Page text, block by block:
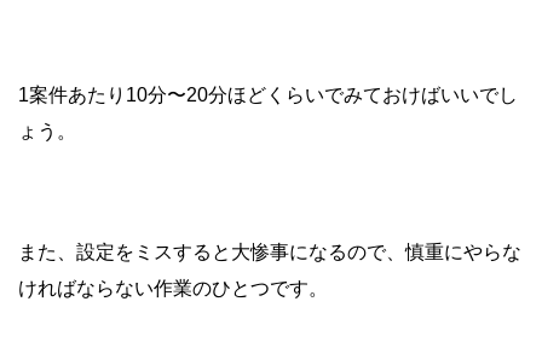
1案件あたり10分〜20分ほどくらいでみておけばいいでし
ょう。
また、設定をミスすると大惨事になるので、慎重にやらな
ければならない作業のひとつです。